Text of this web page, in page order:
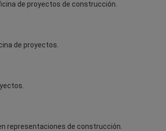
de proyectos de construcción.
de proyectos.
representaciones de construcción.